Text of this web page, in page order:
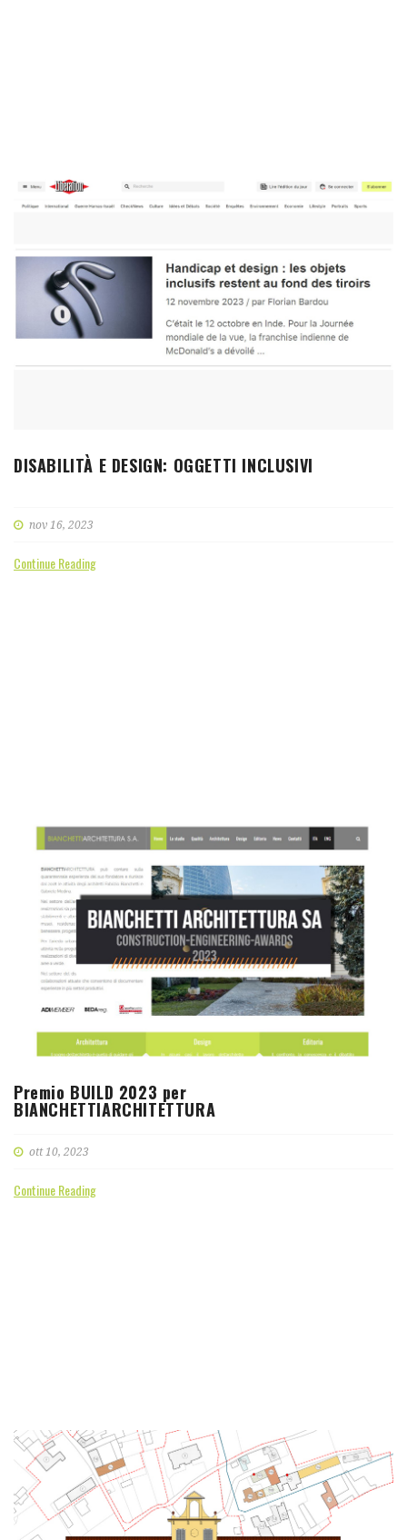
DISABILITÀ E DESIGN: OGGETTI INCLUSIVI
nov 16, 2023
Continue Reading
Premio BUILD 2023 per
BIANCHETTIARCHITETTURA
ott 10, 2023
Continue Reading